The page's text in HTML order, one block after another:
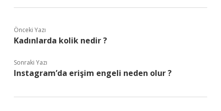
Önceki Yazı
Kadınlarda kolik nedir ?
Sonraki Yazı
Instagram’da erişim engeli neden olur ?